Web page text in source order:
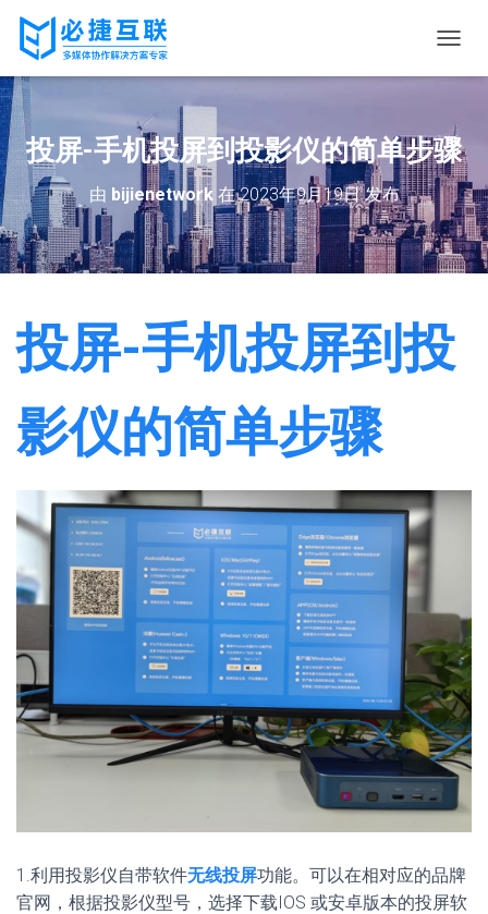
换
投屏-手机投屏到投影仪的简单步骤
由 bijienetwork在2023年9月19日发布
投屏-手机投屏到投
影仪的简单步骤
1.利用投影仪自带软件无线投屏功能。可以在相对应的品牌
官网，根据投影仪型号，选择下载IOS 或安卓版本的投屏软